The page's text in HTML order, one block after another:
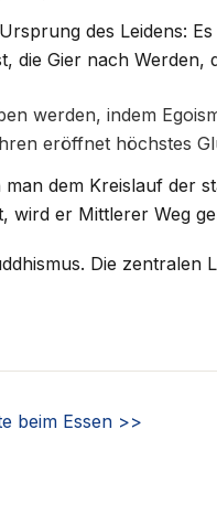
des Leidens:
die Gier nach
werden, indem
eröffnet höchstes
man dem Kreislauf der
wird er Mittlerer Weg
Die
beim Essen >>